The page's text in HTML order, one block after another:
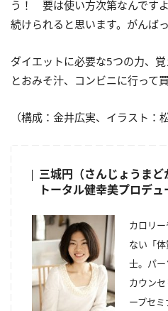
う！ 要は使い方次第なんです
続けられると思います。がんばっ
ダイエットに必要な5つの力、
とおみそ汁、コンビニに行って
（構成：金井広実、イラスト：
三城円（さんじょうま
トータル健幸美プロデュ
カロリ
ない「
士。パ
カウン
ープセ